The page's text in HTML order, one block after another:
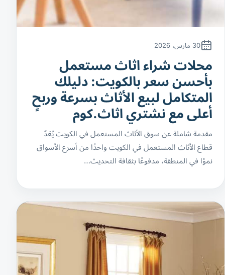
30 مارس، 2026
محلات شراء اثاث مستعمل
بأحسن سعر بالكويت: دليلك
المتكامل لبيع الأثاث بسرعة وربحٍ
أعلى مع نشتري اثاث.كوم
مقدمة شاملة عن سوق الأثاث المستعمل في الكويت يُعَدّ
قطاع الأثاث المستعمل في الكويت واحدًا من أسرع الأسواق
نموًا في المنطقة، مدفوعًا بثقافة التحديث…